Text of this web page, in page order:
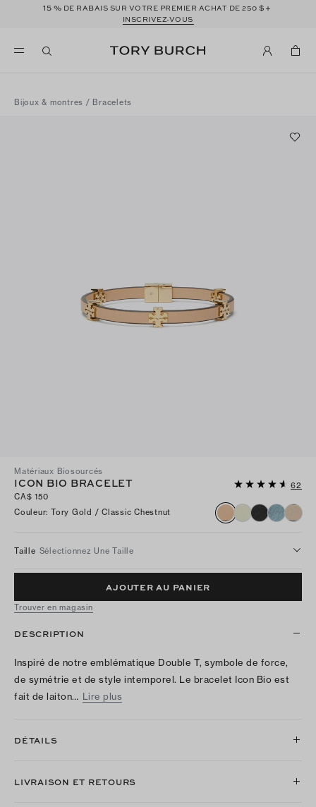
15 % DE RABAIS SUR VOTRE PREMIER ACHAT DE 250$+
INSCRIVEZ-VOUS
Bijoux & montres / Bracelets
Matériaux Biosourcés
ICON BIO BRACELET
62
CA$ 150
Couleur: Tory Gold / Classic Chestnut
Taille Sélectionnez Une Taille
AJOUTER AU PANIER
Trouver en magasin
DESCRIPTION
Inspiré de notre emblématique Double T, symbole de force,
de symétrie et de style intemporel. Le bracelet Icon Bio est
fait de laiton… Lire plus
DÉTAILS
LIVRAISON ET RETOURS